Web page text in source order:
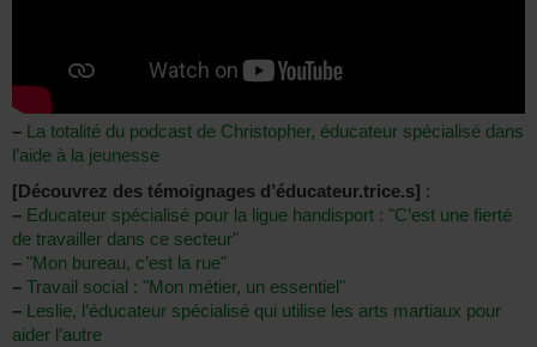
– La totalité du podcast de Christopher, éducateur spécialisé dans
l’aide à la jeunesse
[Découvrez des témoignages d’éducateur.trice.s] :
– Educateur spécialisé pour la ligue handisport : "C’est une fierté
de travailler dans ce secteur"
– "Mon bureau, c’est la rue"
– Travail social : "Mon métier, un essentiel"
– Leslie, l’éducateur spécialisé qui utilise les arts martiaux pour
aider l’autre